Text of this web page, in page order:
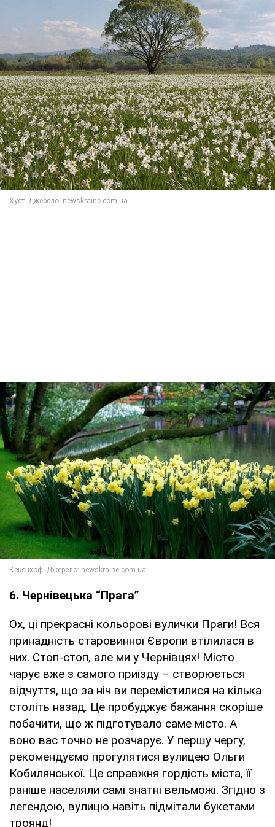
6. Чернівецька “Прага”
Ох, ці прекрасні кольорові вулички Праги! Вся
принадність старовинної Європи втілилася в
них. Стоп-стоп, але ми у Чернівцях! Місто
чарує вже з самого приїзду – створюється
відчуття, що за ніч ви перемістилися на кілька
століть назад. Це пробуджує бажання скоріше
побачити, що ж підготувало саме місто. А
воно вас точно не розчарує. У першу чергу,
рекомендуємо прогулятися вулицею Ольги
Кобилянської. Це справжня гордість міста, її
раніше населяли самі знатні вельможі. Згідно з
легендою, вулицю навіть підмітали букетами
троянд!